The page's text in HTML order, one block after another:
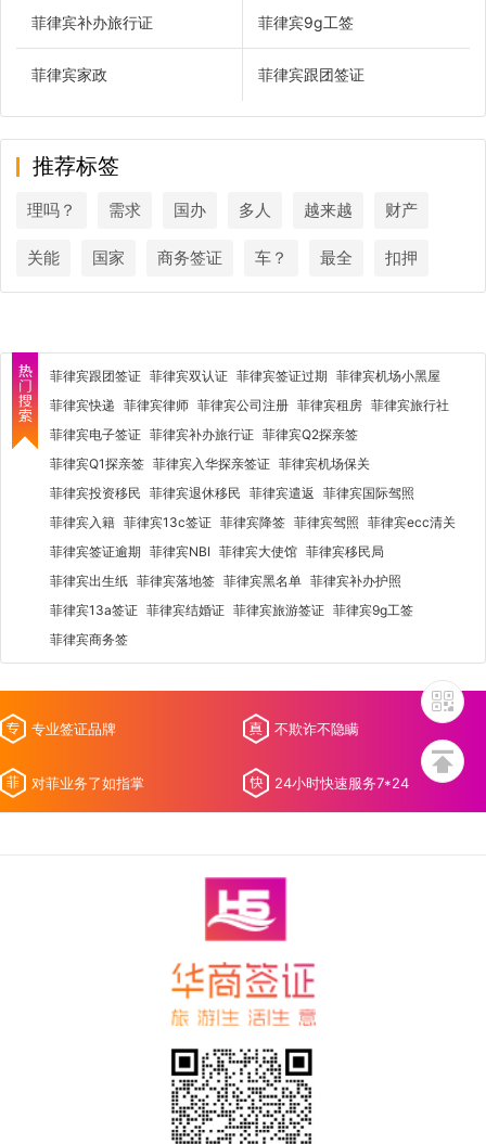
菲律宾补办旅行证 菲律宾9g工签
菲律宾家政 菲律宾跟团签证
推荐标签
理吗？ 需求 国办 多人 越来越 财产
关能 国家 商务签证 车？ 最全 扣押
菲律宾跟团签证 菲律宾双认证 菲律宾签证过期 菲律宾机场小黑屋
菲律宾快递 菲律宾律师 菲律宾公司注册 菲律宾租房 菲律宾旅行社
菲律宾电子签证 菲律宾补办旅行证 菲律宾Q2探亲签
菲律宾Q1探亲签 菲律宾入华探亲签证 菲律宾机场保关
菲律宾投资移民 菲律宾退休移民 菲律宾遣返 菲律宾国际驾照
菲律宾入籍 菲律宾13c签证 菲律宾降签 菲律宾驾照 菲律宾ecc清关
菲律宾签证逾期 菲律宾NBI 菲律宾大使馆 菲律宾移民局
菲律宾出生纸 菲律宾落地签 菲律宾黑名单 菲律宾补办护照
菲律宾13a签证 菲律宾结婚证 菲律宾旅游签证 菲律宾9g工签
菲律宾商务签
专业签证品牌 不欺诈不隐瞒
对菲业务了如指掌 24小时快速服务7*24